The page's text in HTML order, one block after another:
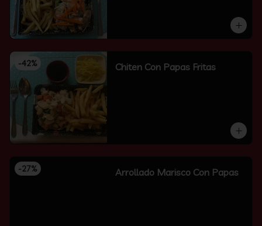
-42% Chiten Con Papas Fritas
-27% Arrollado Marisco Con Papas